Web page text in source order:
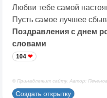
Любви тебе самой
Пусть самое лучшее
Поздравления с днем
словами
104
© Принадлежит сайту. Автор:
Создать открытку